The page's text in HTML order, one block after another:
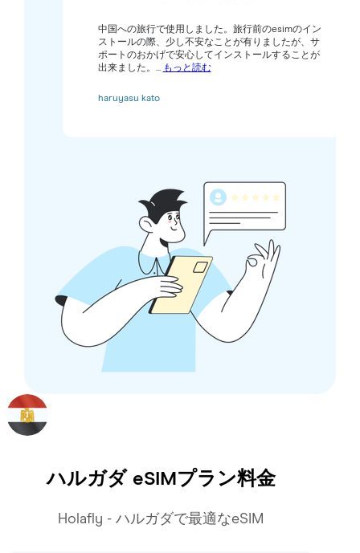
中国への旅行で使用しました。旅行前のesimのイン
ストールの際、少し不安なことが有りましたが、サ
ポートのおかげで安心してインストールすることが
出来ました。... もっと読む
haruyasu kato
ハルガダ eSIMプラン料金
Holafly - ハルガダで最適なeSIM